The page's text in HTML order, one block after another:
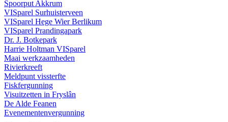
Spoorput Akkrum
VISparel Surhuisterveen
VISparel Hege Wier Berlikum
VISparel Prandingapark
Dr. J. Botkepark
Harrie Holtman VISparel
Maai werkzaamheden
Rivierkreeft
Meldpunt vissterfte
Fiskfergunning
Visuitzetten in Fryslân
De Alde Feanen
Evenementenvergunning